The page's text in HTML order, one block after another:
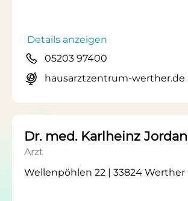
Details anzeigen
05203 97400
hausarztzentrum-werther.de
Dr. med. Karlheinz Jordan
Arzt
Wellenpöhlen 22 | 33824 Werther